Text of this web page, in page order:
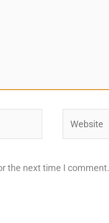
the next time I comment.